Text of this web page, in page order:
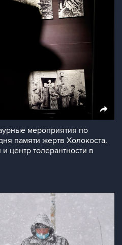
мероприятия по
памяти жертв Холокоста.
центр толерантности в